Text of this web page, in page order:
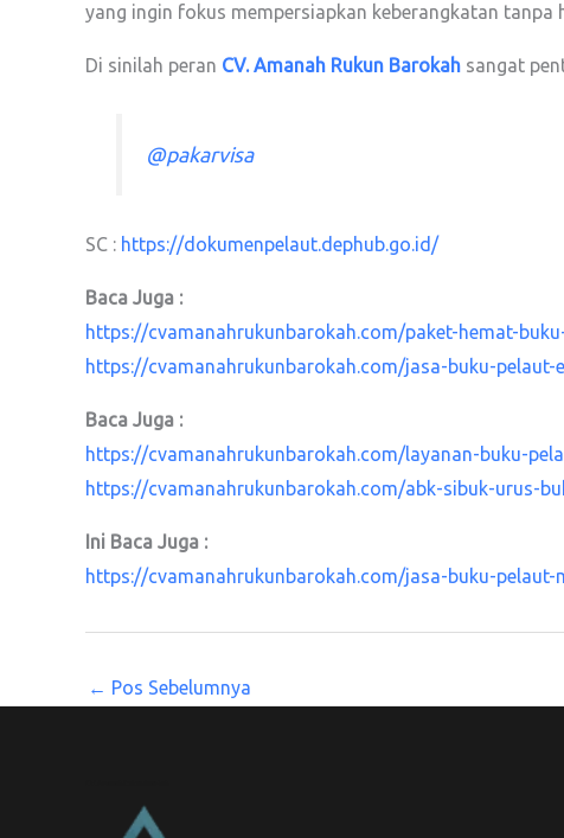
yang ingin fokus mempersiapkan keberangkatan
Di sinilah peran CV. Amanah Rukun Barokah sangat
@pakarvisa
SC : https://dokumenpelaut.dephub.go.id/
Baca Juga :
https://cvamanahrukunbarokah.com/paket-hemat-
https://cvamanahrukunbarokah.com/jasa-buku-pelaut-
Baca Juga :
https://cvamanahrukunbarokah.com/layanan-buku-
https://cvamanahrukunbarokah.com/abk-sibuk-urus-
Ini Baca Juga :
https://cvamanahrukunbarokah.com/jasa-buku-pelaut-
← Pos Sebelumnya